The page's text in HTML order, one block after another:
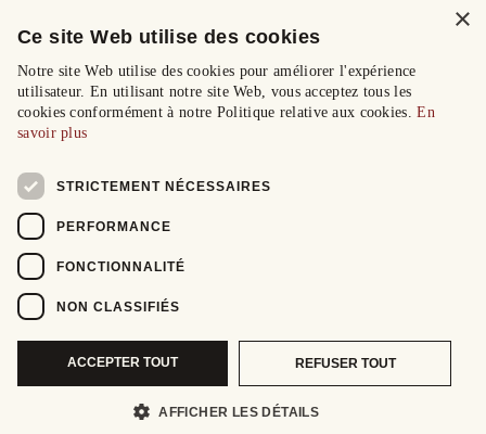
×
Ce site Web utilise des cookies
Notre site Web utilise des cookies pour améliorer l'expérience
utilisateur. En utilisant notre site Web, vous acceptez tous les
cookies conformément à notre Politique relative aux cookies.En
savoir plus
STRICTEMENT NÉCESSAIRES
PERFORMANCE
FONCTIONNALITÉ
NON CLASSIFIÉS
ACCEPTER TOUT REFUSER TOUT
AFFICHER LES DÉTAILS